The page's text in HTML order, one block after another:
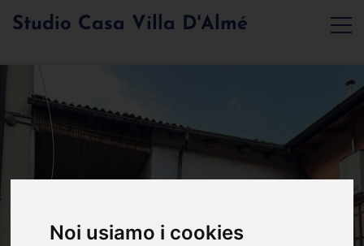
Noi usiamo i cookies
Studio Casa Villa D'Almé